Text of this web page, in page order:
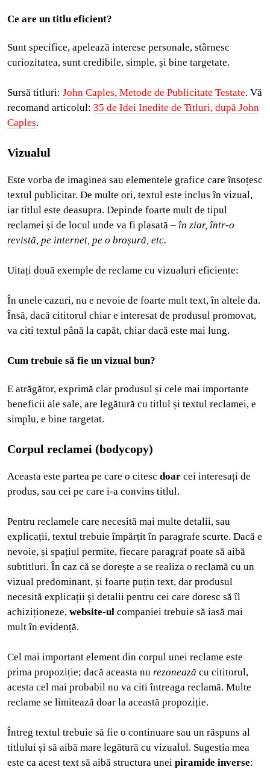
Ce are un titlu eficient?
Sunt specifice, apelează interese personale, stârnesc
curiozitatea, sunt credibile, simple, și bine targetate.
Sursă titluri: John Caples, Metode de Publicitate Testate. Vă
recomand articolul: 35 de Idei Inedite de Titluri, după John
Caples.
Vizualul
Este vorba de imaginea sau elementele grafice care însoțesc
textul publicitar. De multe ori, textul este inclus în vizual,
iar titlul este deasupra. Depinde foarte mult de tipul
reclamei și de locul unde va fi plasată – în ziar, într-o
revistă, pe internet, pe o broșură, etc.
Uitați două exemple de reclame cu vizualuri eficiente:
În unele cazuri, nu e nevoie de foarte mult text, în altele da.
Însă, dacă cititorul chiar e interesat de produsul promovat,
va citi textul până la capăt, chiar dacă este mai lung.
Cum trebuie să fie un vizual bun?
E atrăgător, exprimă clar produsul și cele mai importante
beneficii ale sale, are legătură cu titlul și textul reclamei, e
simplu, e bine targetat.
Corpul reclamei (bodycopy)
Aceasta este partea pe care o citesc doar cei interesați de
produs, sau cei pe care i-a convins titlul.
Pentru reclamele care necesită mai multe detalii, sau
explicații, textul trebuie împărțit în paragrafe scurte. Dacă e
nevoie, și spațiul permite, fiecare paragraf poate să aibă
subtitluri. În caz că se dorește a se realiza o reclamă cu un
vizual predominant, și foarte puțin text, dar produsul
necesită explicații și detalii pentru cei care doresc să îl
achiziționeze, website-ul companiei trebuie să iasă mai
mult în evidență.
Cel mai important element din corpul unei reclame este
prima propoziție; dacă aceasta nu rezonează cu cititorul,
acesta cel mai probabil nu va citi întreaga reclamă. Multe
reclame se limitează doar la această propoziție.
Întreg textul trebuie să fie o continuare sau un răspuns al
titlului și să aibă mare legătură cu vizualul. Sugestia mea
este ca acest text să aibă structura unei piramide inverse: